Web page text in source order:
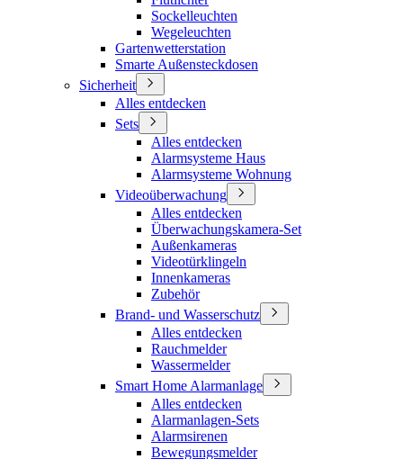
Sockelleuchten
Wegeleuchten
Gartenwetterstation
Smarte Außensteckdosen
Sicherheit
Alles entdecken
Sets
Alles entdecken
Alarmsysteme Haus
Alarmsysteme Wohnung
Videoüberwachung
Alles entdecken
Überwachungskamera-Set
Außenkameras
Videotürklingeln
Innenkameras
Zubehör
Brand- und Wasserschutz
Alles entdecken
Rauchmelder
Wassermelder
Smart Home Alarmanlage
Alles entdecken
Alarmanlagen-Sets
Alarmsirenen
Bewegungsmelder